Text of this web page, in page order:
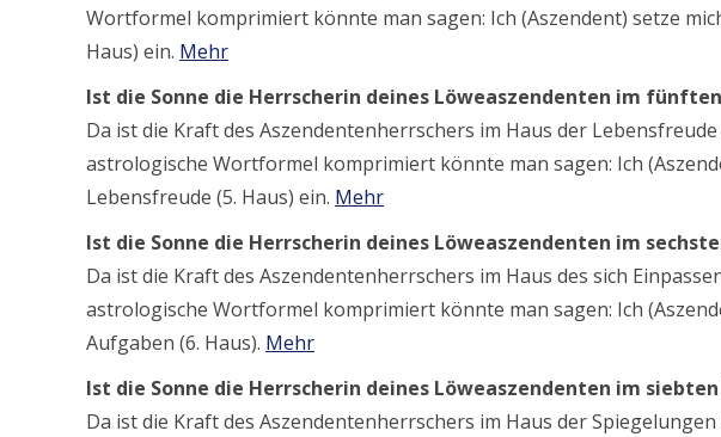
Wortformel komprimiert könnte man sagen: Ich (Aszendent) setze
Haus) ein. Mehr
Ist die Sonne die Herrscherin deines Löweaszendenten im
Da ist die Kraft des Aszendentenherrschers im Haus der
astrologische Wortformel komprimiert könnte man sagen: Ich
Lebensfreude (5. Haus) ein. Mehr
Ist die Sonne die Herrscherin deines Löweaszendenten im
Da ist die Kraft des Aszendentenherrschers im Haus des sich
astrologische Wortformel komprimiert könnte man sagen: Ich
Aufgaben (6. Haus). Mehr
Ist die Sonne die Herrscherin deines Löweaszendenten im siebten
Da ist die Kraft des Aszendentenherrschers im Haus der